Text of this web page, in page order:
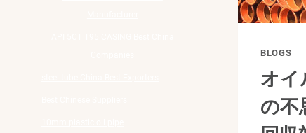
BLOGS
オイ
の不